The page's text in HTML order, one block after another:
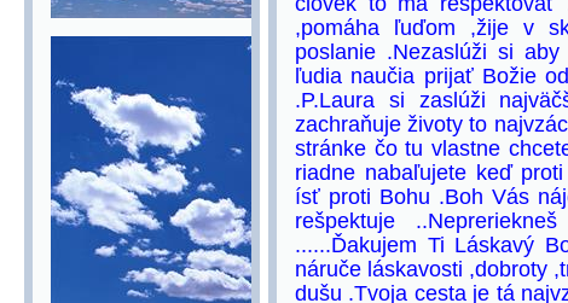
,pomáha ľuďom ,žije v
poslanie .Nezaslúži si
ľudia naučia prijať Božie
.P.Laura si zaslúži
zachraňuje životy to
stránke čo tu vlastne
riadne nabaľujete keď
ísť proti Bohu .Boh Vás
rešpektuje
......Ďakujem Ti Láskavý
náruče láskavosti ,dobroty
dušu .Tvoja cesta je tá